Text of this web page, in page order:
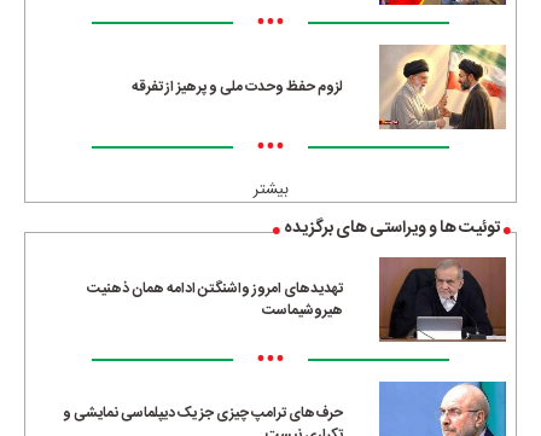
•••
لزوم حفظ وحدت ملی و پرهیز از تفرقه
•••
بیشتر
توئیت ها و ویراستی های برگزیده
تهدیدهای امروز واشنگتن ادامه همان ذهنیت
هیروشیماست
•••
حرف‌های ترامپ چیزی جز یک دیپلماسی نمایشی و